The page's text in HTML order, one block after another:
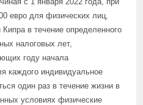
евро для физических лиц,
в течение определенного
налоговых лет,
году начала
каждого индивидуальное
один раз в течение жизни в
условиях физические